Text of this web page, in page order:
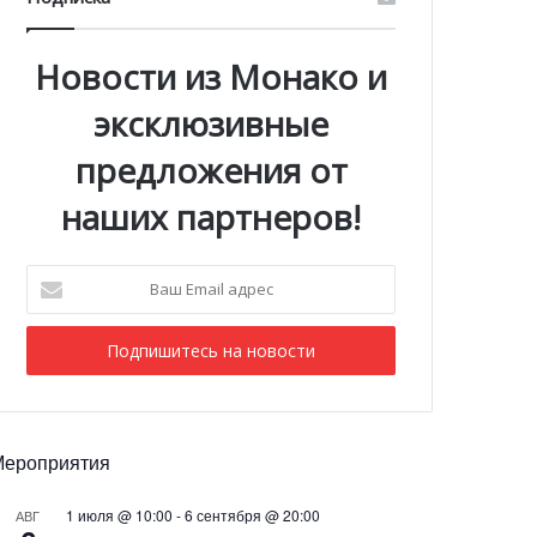
Новости из Монако и
эксклюзивные
предложения от
наших партнеров!
Email
адрес
АВГ 1 июля @ 10:00 -6 сентября @ 20:00